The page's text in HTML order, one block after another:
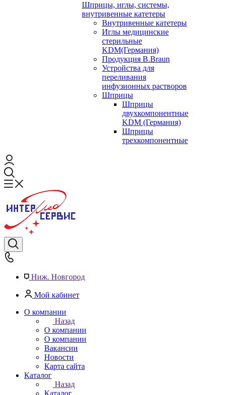
Шприцы, иглы, системы,
внутривенные катетеры
Внутривенные катетеры
Иглы медицинские
стерильные
KDM(Германия)
Продукция B.Braun
Устройства для
переливания
инфузионных растворов
Шприцы
Шприцы
двухкомпонентные
KDM (Германия)
Шприцы
трехкомпонентные
Ниж. Новгород
Мой кабинет
О компании
Назад
О компании
О компании
Вакансии
Новости
Карта сайта
Каталог
Назад
Каталог